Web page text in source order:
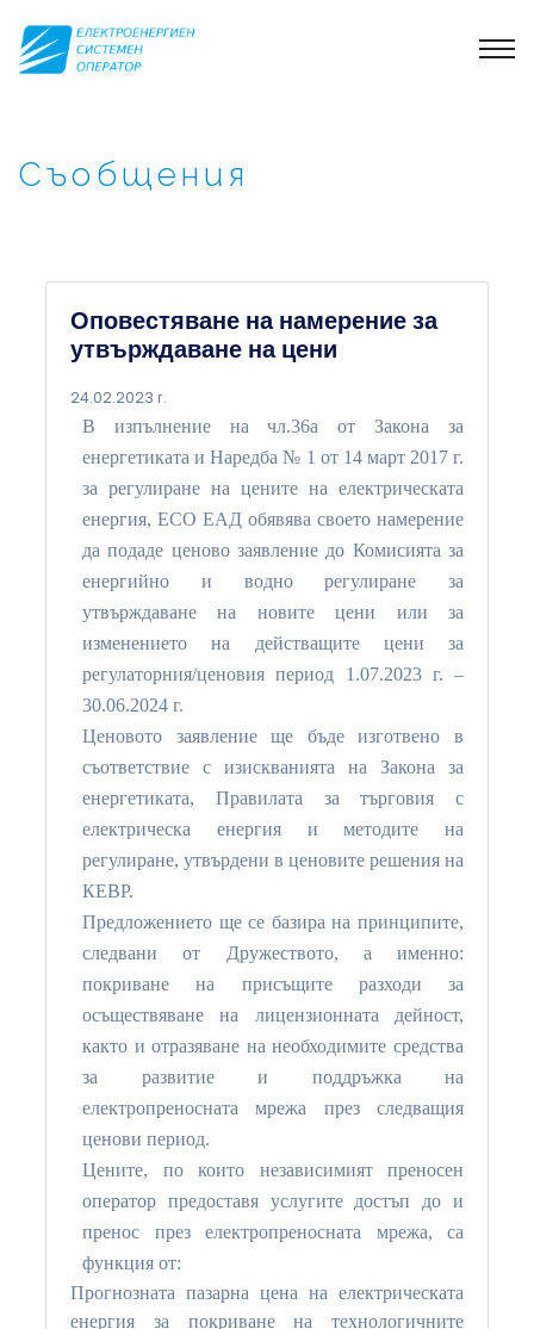
Съобщения
Оповестяване на намерение за
утвърждаване на цени
24.02.2023 г.
В изпълнение на чл.36а от Закона за
енергетиката и Наредба № 1 от 14 март 2017 г.
за регулиране на цените на електрическата
енергия, ЕСО ЕАД обявява своето намерение
да подаде ценово заявление до Комисията за
енергийно и водно регулиране за
утвърждаване на новите цени или за
изменението на действащите цени за
регулаторния/ценовия период 1.07.2023 г. –
30.06.2024 г.
Ценовото заявление ще бъде изготвено в
съответствие с изискванията на Закона за
енергетиката, Правилата за търговия с
електрическа енергия и методите на
регулиране, утвърдени в ценовите решения на
КЕВР.
Предложението ще се базира на принципите,
следвани от Дружеството, а именно:
покриване на присъщите разходи за
осъществяване на лицензионната дейност,
както и отразяване на необходимите средства
за развитие и поддръжка на
електропреносната мрежа през следващия
ценови период.
Цените, по които независимият преносен
оператор предоставя услугите достъп до и
пренос през електропреносната мрежа, са
функция от:
Прогнозната пазарна цена на електрическата
енергия за покриване на технологичните